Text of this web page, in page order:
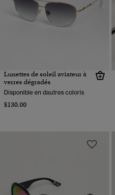
Lunettes de soleil aviateur à
verres dégradés
Disponible en dautres coloris
$130.00